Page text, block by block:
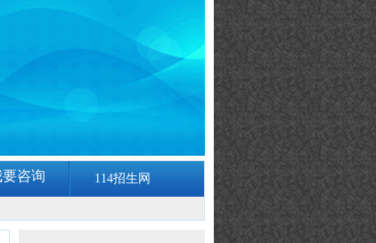
咨询 114招生网